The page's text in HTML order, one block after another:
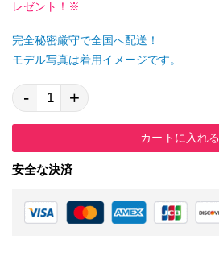
レゼント！※
完全秘密厳守で全国へ配送！
モデル写真は着用イメージです。
- +
カートに入れる
安全な決済